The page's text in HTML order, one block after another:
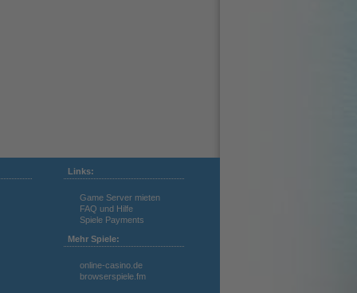
Links:
Game Server mieten
FAQ und Hilfe
Spiele Payments
Mehr Spiele:
online-casino.de
browserspiele.fm